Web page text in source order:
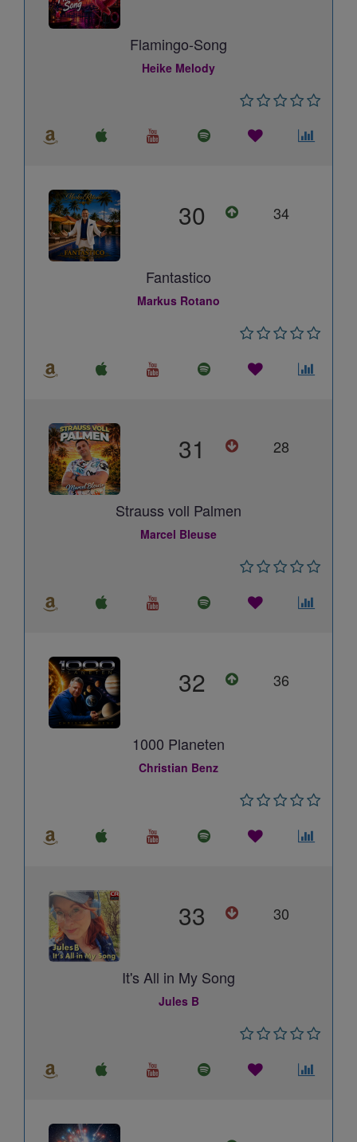
Flamingo-Song
Heike Melody
30 34
Fantastico
Markus Rotano
31 28
Strauss voll Palmen
Marcel Bleuse
32 36
1000 Planeten
Christian Benz
33 30
It's All in My Song
Jules B